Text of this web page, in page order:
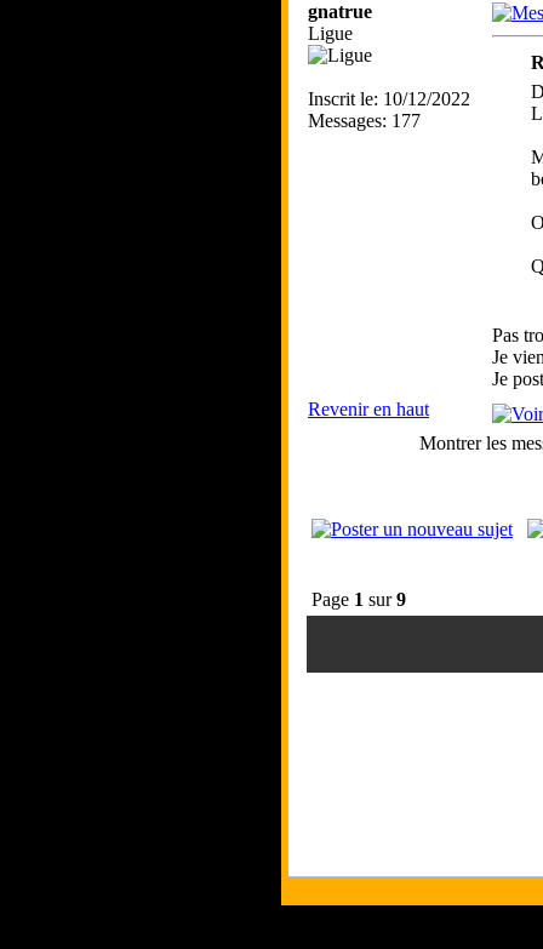
gnatrue
Ligue
Inscrit le: 10/12/2022
Messages: 177
Pas
Je
Je
Revenir en haut
Montrer les
Page 1 sur9